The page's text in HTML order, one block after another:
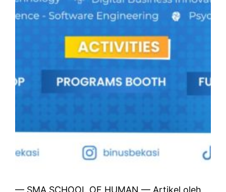
— SMA SCHOOL OF HUMAN — Artikel oleh